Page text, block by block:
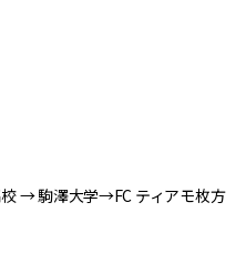
→ 駒澤大学→FC ティアモ枚方